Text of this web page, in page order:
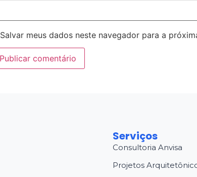
Salvar meus dados neste navegador para a
Serviços
Consultoria Anvisa
Projetos